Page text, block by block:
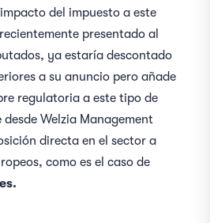
del impuesto a este
presentado al
ya estaría descontado
a su anuncio pero añade
regulatoria a este tipo de
Welzia Management
directa en el sector a
como es el caso de